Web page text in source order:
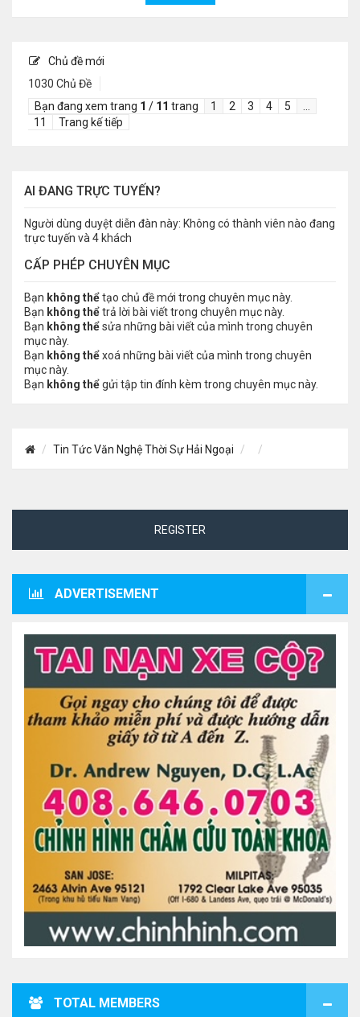
Chủ đề mới
1030 Chủ Đề
Bạn đang xem trang 1 / 11 trang 1 2 3 4 5
11
Trang kế tiếp
AI ĐANG TRỰC TUYẾN?
Người dùng duyệt diễn đàn này: Không có thành viên nào đang
trực tuyến và 4 khách
CẤP PHÉP CHUYÊN MỤC
Bạn không thểtạo chủ đề mới trong chuyên mục này.
Bạn không thểtrả lời bài viết trong chuyên mục này.
Bạn không thểsửa những bài viết của mình trong chuyên
mục này.
Bạn không thểxoá những bài viết của mình trong chuyên
mục này.
Bạn không thểgửi tập tin đính kèm trong chuyên mục này.
Tin Tức Văn Nghệ Thời Sự Hải Ngoại
REGISTER
ADVERTISEMENT
TOTAL MEMBERS